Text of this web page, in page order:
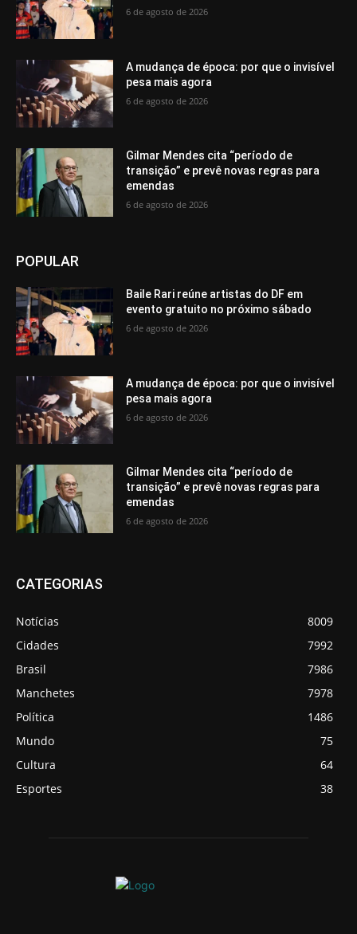
6 de agosto de 2026
A mudança de época: por que o invisível
pesa mais agora
6 de agosto de 2026
Gilmar Mendes cita “período de
transição” e prevê novas regras para
emendas
6 de agosto de 2026
POPULAR
Baile Rari reúne artistas do DF em
evento gratuito no próximo sábado
6 de agosto de 2026
A mudança de época: por que o invisível
pesa mais agora
6 de agosto de 2026
Gilmar Mendes cita “período de
transição” e prevê novas regras para
emendas
6 de agosto de 2026
CATEGORIAS
Notícias
8009
Cidades
7992
Brasil
7986
Manchetes
7978
Política
1486
Mundo
75
Cultura
64
Esportes
38